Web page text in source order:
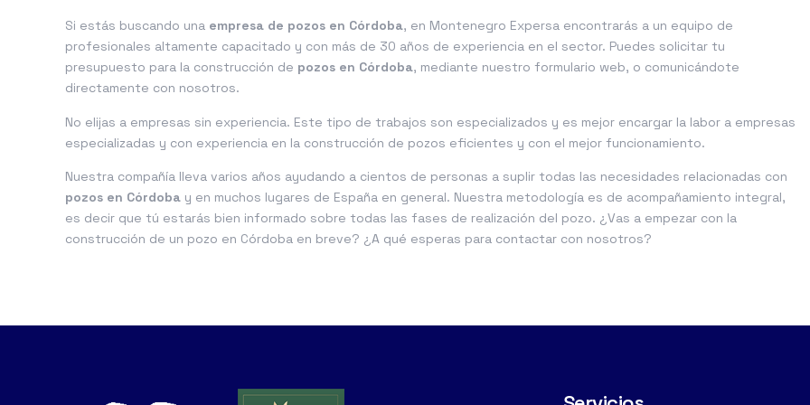
Si estás buscando una empresa de pozos en Córdoba, en Montenegro Expersa encontrarás a un equipo de
profesionales altamente capacitado y con más de 30 años de experiencia en el sector. Puedes solicitar tu
presupuesto para la construcción de pozos en Córdoba, mediante nuestro formulario web, o comunicándote
directamente con nosotros.
No elijas a empresas sin experiencia. Este tipo de trabajos son especializados y es mejor encargar la labor a empresas
especializadas y con experiencia en la construcción de pozos eficientes y con el mejor funcionamiento.
Nuestra compañía lleva varios años ayudando a cientos de personas a suplir todas las necesidades relacionadas con
pozos en Córdoba y en muchos lugares de España en general. Nuestra metodología es de acompañamiento integral,
es decir que tú estarás bien informado sobre todas las fases de realización del pozo. ¿Vas a empezar con la
construcción de un pozo en Córdoba en breve? ¿A qué esperas para contactar con nosotros?